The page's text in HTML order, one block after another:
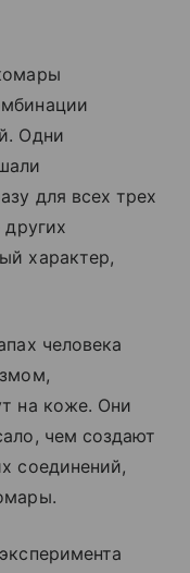
Одни
для всех трех
характер,
человека
на коже. Они
чем создают
соединений,